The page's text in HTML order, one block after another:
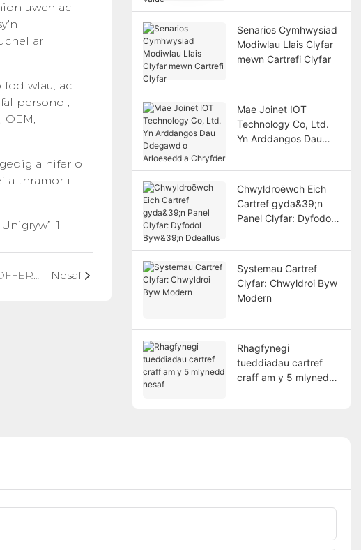
uwch ac
ar
fodiwlau, ac
personol,
OEM,
a nifer o
a thramor i
Cymerodd Joinet ran yn 2023 AWE OFFER&ELECTONICS WORLD EXPO Nesaf
Senarios Cymhwysiad
Modiwlau Llais Clyfar
mewn Cartrefi Clyfar
Mae Joinet IOT
Technology Co, Ltd.
Yn Arddangos Dau
a Chryfder
Chwyldroëwch Eich
Cartref gyda&39;n
Panel Clyfar: Dyfodol
Systemau Cartref
Clyfar: Chwyldroi Byw
Modern
Rhagfynegi
tueddiadau cartref
craff am y 5 mlynedd